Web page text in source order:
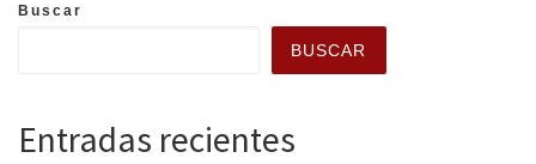
Buscar
BUSCAR
Entradas recientes